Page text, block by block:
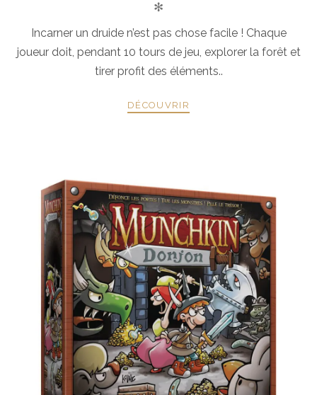
✻
Incarner un druide n’est pas chose facile ! Chaque
joueur doit, pendant 10 tours de jeu, explorer la forêt et
tirer profit des éléments..
DÉCOUVRIR